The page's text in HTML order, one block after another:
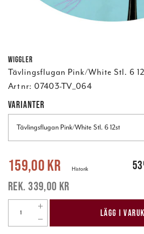
Wiggler
Tävlingsflugan Pink/White Stl. 6
Art nr: 07403-TV_064
VARIANTER
Tävlingsflugan Pink/White Stl. 6 12st
Nuvarande pris:159,00 kr 339,00
159,00 kr
339,00 kr
Historik 53
LÄGG I